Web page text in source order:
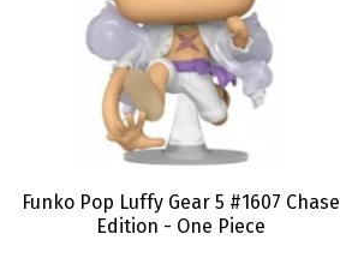
Funko Pop Luffy Gear 5 #1607 Chase
Edition - One Piece